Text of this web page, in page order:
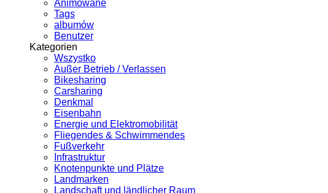
Animowane
Tags
albumów
Benutzer
Kategorien
Wszystko
Außer Betrieb / Verlassen
Bikesharing
Carsharing
Denkmal
Eisenbahn
Energie und Elektromobilität
Fliegendes & Schwimmendes
Fußverkehr
Infrastruktur
Knotenpunkte und Plätze
Landmarken
Landschaft und ländlicher Raum